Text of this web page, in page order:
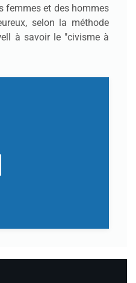
femmes et des hommes
selon la méthode
à savoir le "civisme à